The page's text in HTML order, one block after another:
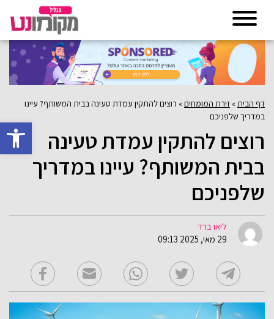
פתח
דף הבית » זירת המומחים» רוצים להתקין עמדת טעינה בבית המשותף? עיינו
במדריך שלפניכם
רוצים להתקין עמדת טעינה
בבית המשותף? עיינו במדריך
שלפניכם
ליאו ברד
29 מאי, 2025 09:13